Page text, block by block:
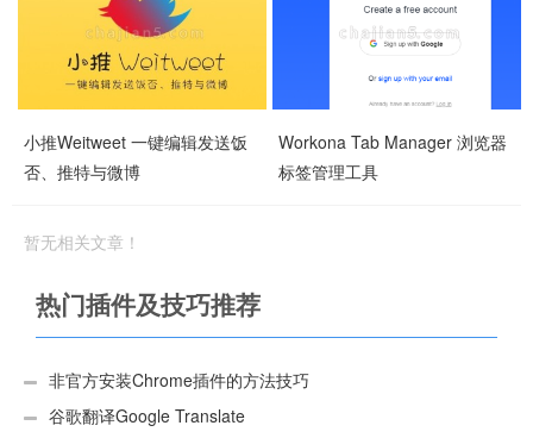
小推Weitweet 一键编辑发送饭
否、推特与微博
Workona Tab Manager 浏览器
标签管理工具
暂无相关文章！
热门插件及技巧推荐
非官方安装Chrome插件的方法技巧
谷歌翻译Google Translate